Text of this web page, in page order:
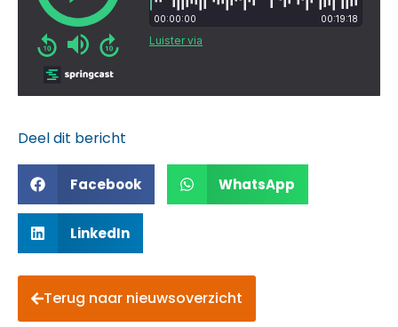
Deel dit bericht
Facebook WhatsApp
LinkedIn
Terug naar nieuwsoverzicht